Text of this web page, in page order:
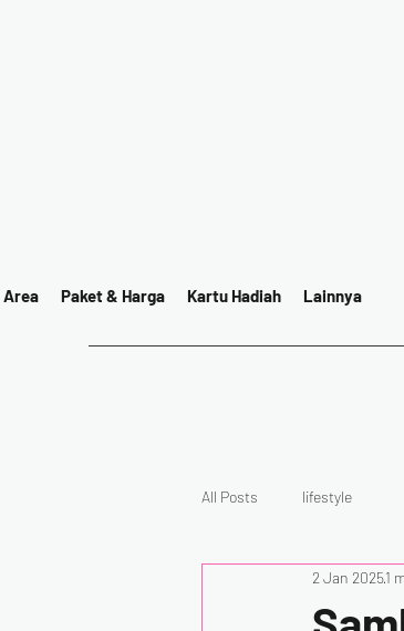
Area Paket & Harga Kartu Hadiah Lainnya
All Posts lifestyle
2 Jan 20251